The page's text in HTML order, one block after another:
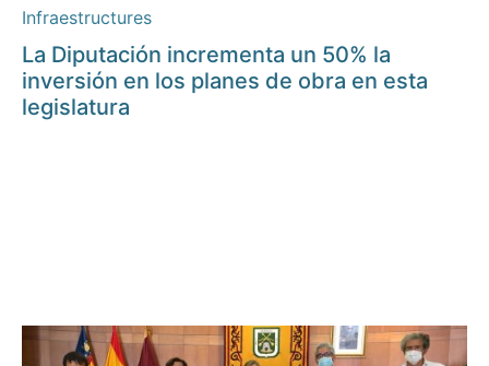
Infraestructures
La Diputación incrementa un 50% la
inversión en los planes de obra en esta
legislatura